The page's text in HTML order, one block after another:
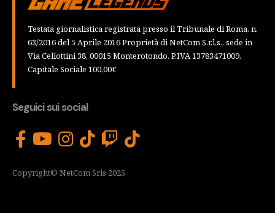
Testata giornalistica registrata presso il Tribunale di Roma, n.
63/2016 del 5 Aprile 2016 Proprietà di NetCom S.r.l.s., sede in
Via Cellottini 38, 00015 Monterotondo, P.IVA 13783471009,
Capitale Sociale 100,00€
Seguici sui social
Copyright© NetCom Srls 2025